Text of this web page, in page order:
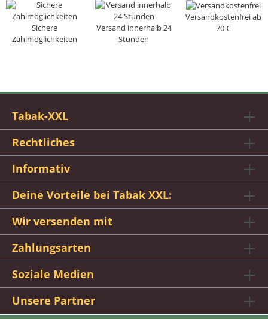
Sichere
Zahlmöglichkeiten
Versand innerhalb 24
Stunden
Versandkostenfrei ab
70 €
Tabak-XXL
Rechtliches
Informativ
Deine Vorteile bei Tabak XXL:
Wir versenden mit
Zahlungsarten
Soziale Medien
Unsere Partner